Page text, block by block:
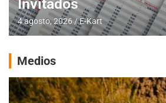
Invitados
4 agosto, 2026 E-Kart
Medios